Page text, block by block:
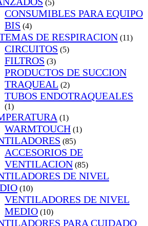
(5)
CONSUMIBLES PARA EQUIPO
BIS (4)
DE RESPIRACION (11)
CIRCUITOS (5)
FILTROS (3)
PRODUCTOS DE SUCCION
TRAQUEAL (2)
TUBOS ENDOTRAQUEALES
(1)
(1)
WARMTOUCH (1)
(85)
ACCESORIOS DE
VENTILACION (85)
DE NIVEL
(10)
VENTILADORES DE NIVEL
MEDIO (10)
PARA CUIDADO